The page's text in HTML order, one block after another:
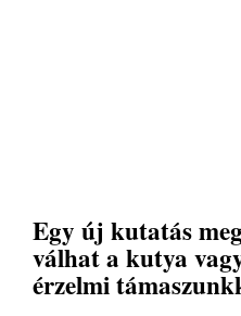
Egy új kutatás
válhat a kutya
érzelmi